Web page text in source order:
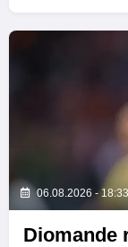
06.08.2026 - 18:33
Diomande